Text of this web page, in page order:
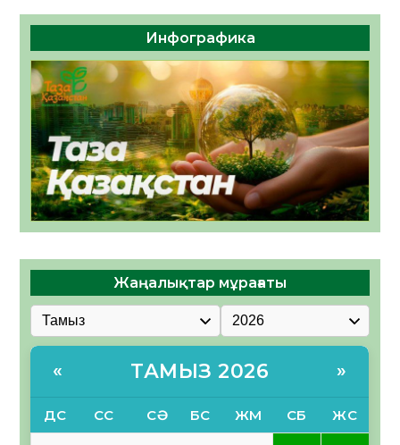
Инфографика
Жаңалықтар мұрағаты
« ТАМЫЗ 2026 »
ДС СС СӘ БС ЖМ СБ ЖС